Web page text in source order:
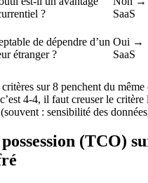
?
SaaS
de dépendre d’un
étranger ?
Oui →
SaaS
sur 8 penchent du même
4-4, il faut creuser le critère
: sensibilité des
(TCO)